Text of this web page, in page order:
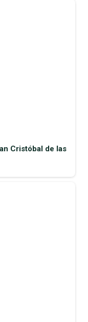
Cristóbal de las